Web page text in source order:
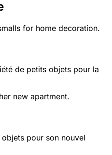
for home decoration.
de petits objets pour la
new apartment.
pour son nouvel